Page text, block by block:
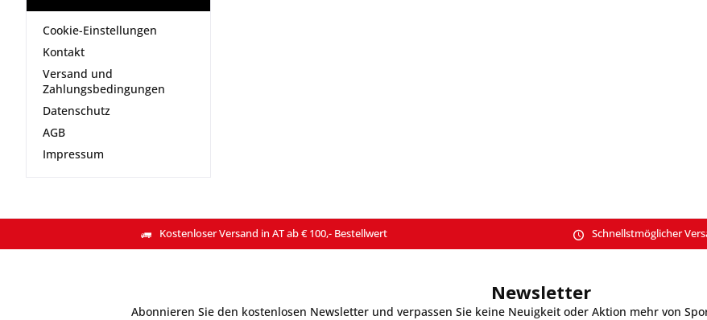
Cookie-Einstellungen
Kontakt
Versand und
Zahlungsbedingungen
Datenschutz
AGB
Impressum
Kostenloser Versand in AT ab € 100,- Bestellwert Schnellstmöglicher
Newsletter
Abonnieren Sie den kostenlosen Newsletter und verpassen Sie keine Neuigkeit oder Aktion mehr von